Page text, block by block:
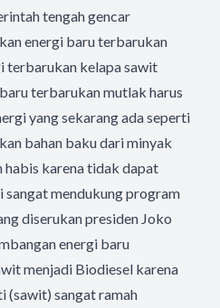
tengah gencar
energi baru terbarukan
terbarukan kelapa sawit
terbarukan mutlak harus
yang sekarang ada seperti
bahan baku dari minyak
habis karena tidak dapat
mendukung program
diserukan presiden Joko
energi baru
menjadi Biodiesel karena
(sawit) sangat ramah